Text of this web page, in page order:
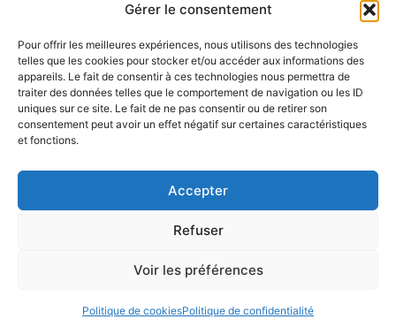
Gérer le consentement
Pour offrir les meilleures expériences, nous utilisons des technologies
telles que les cookies pour stocker et/ou accéder aux informations des
appareils. Le fait de consentir à ces technologies nous permettra de
traiter des données telles que le comportement de navigation ou les ID
uniques sur ce site. Le fait de ne pas consentir ou de retirer son
consentement peut avoir un effet négatif sur certaines caractéristiques
et fonctions.
Accepter
Refuser
Voir les préférences
Politique de cookiesPolitique de confidentialité
16 avril 2026